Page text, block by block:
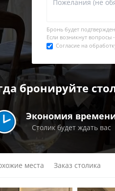
Бронь будет
Если возникнут
Согласие на
бронируйте
Экономия
Столик будет ждать вас
места Заказ столика